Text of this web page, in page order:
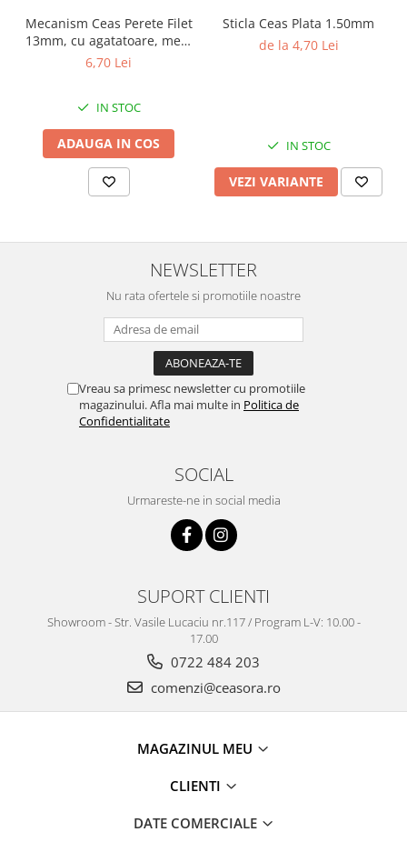
Mecanism Ceas Perete Filet
13mm, cu agatatoare, mers
continuu, repere incluse
6,70 Lei
IN STOC
ADAUGA IN COS
Sticla Ceas Plata 1.50mm
de la 4,70 Lei
IN STOC
VEZI VARIANTE
NEWSLETTER
Nu rata ofertele si promotiile noastre
Vreau sa primesc newsletter cu promotiile
magazinului. Afla mai multe in Politica de
Confidentialitate
SOCIAL
Urmareste-ne in social media
SUPORT CLIENTI
Showroom - Str. Vasile Lucaciu nr.117 / Program L-V: 10.00 -
17.00
0722 484 203
comenzi@ceasora.ro
MAGAZINUL MEU
CLIENTI
DATE COMERCIALE